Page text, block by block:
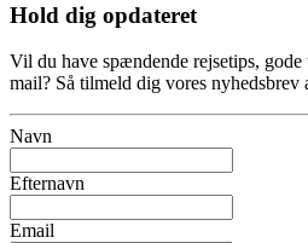
Hold dig opdateret
Vil du have spændende rejsetips,
mail? Så tilmeld dig vores nyhedsbrev
Navn
Efternavn
Email